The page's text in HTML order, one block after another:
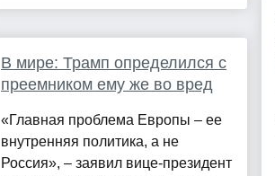
В мире: Трамп определился с
преемником ему же во вред
«Главная проблема Европы – ее
внутренняя политика, а не
Россия», – заявил вице-президент